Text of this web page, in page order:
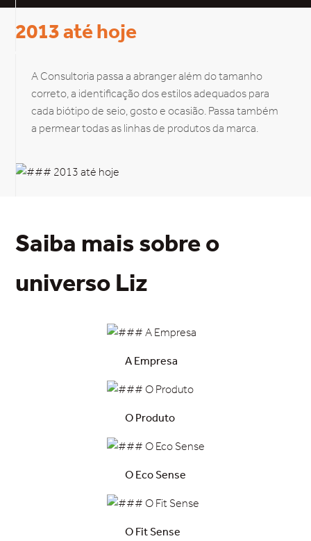
2013 até hoje
A Consultoria passa a abranger além do tamanho
correto, a identificação dos estilos adequados para
cada biótipo de seio, gosto e ocasião. Passa também
a permear todas as linhas de produtos da marca.
Saiba mais sobre o
universo Liz
A Empresa
O Produto
O Eco Sense
O Fit Sense